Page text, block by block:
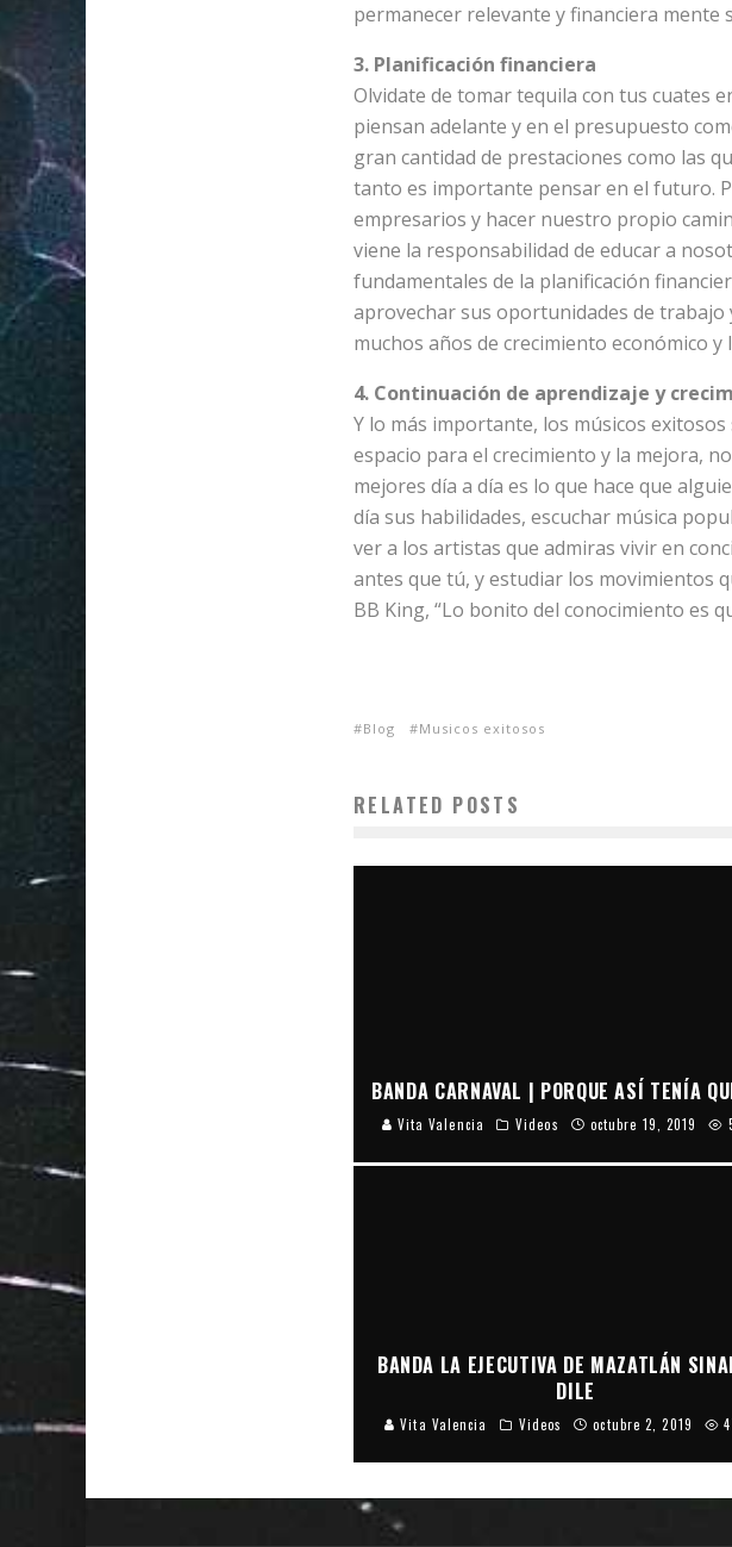
permanecer relevante y financiera mente
3. Planificación financiera
Olvidate de tomar tequila con tus cuates
piensan adelante y en el presupuesto
gran cantidad de prestaciones como las
tanto es importante pensar en el futuro.
empresarios y hacer nuestro propio
viene la responsabilidad de educar a
fundamentales de la planificación
aprovechar sus oportunidades de
muchos años de crecimiento económico
4. Continuación de aprendizaje y
Y lo más importante, los músicos
espacio para el crecimiento y la mejora,
mejores día a día es lo que hace que
día sus habilidades, escuchar música
ver a los artistas que admiras vivir en
antes que tú, y estudiar los movimientos
BB King, “Lo bonito del conocimiento es
Blog Musicos exitosos
RELATED POSTS
BANDA CARNAVAL | PORQUE ASÍ TENÍA
Vita Valencia Videos octubre 19, 2019
BANDA LA EJECUTIVA DE MAZATLÁN
DILE
Vita Valencia Videos octubre 2, 2019